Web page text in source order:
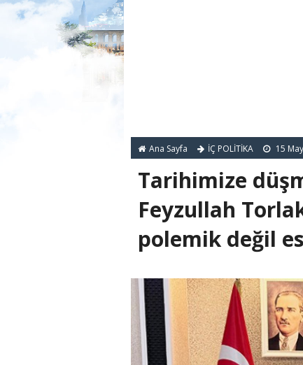
Ana Sayfa İÇ POLİTİKA 15
Tarihimize
Feyzullah
polemik değil